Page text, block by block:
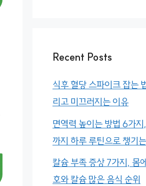
Recent Posts
식후 혈당 스파이크 잡는
리고 미끄러지는 이유
면역력 높이는 방법 6가
까지 하루 루틴으로 챙기
칼슘 부족 증상 7가지, 몸
호와 칼슘 많은 음식 순위